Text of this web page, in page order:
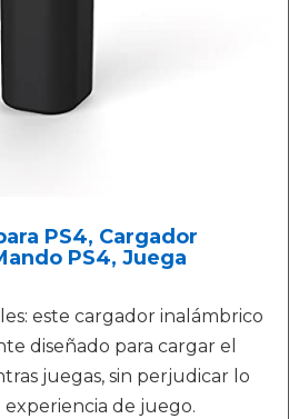
PS4, Cargador
PS4, Juega
este cargador inalámbrico
diseñado para cargar el
juegas, sin perjudicar lo
de juego.